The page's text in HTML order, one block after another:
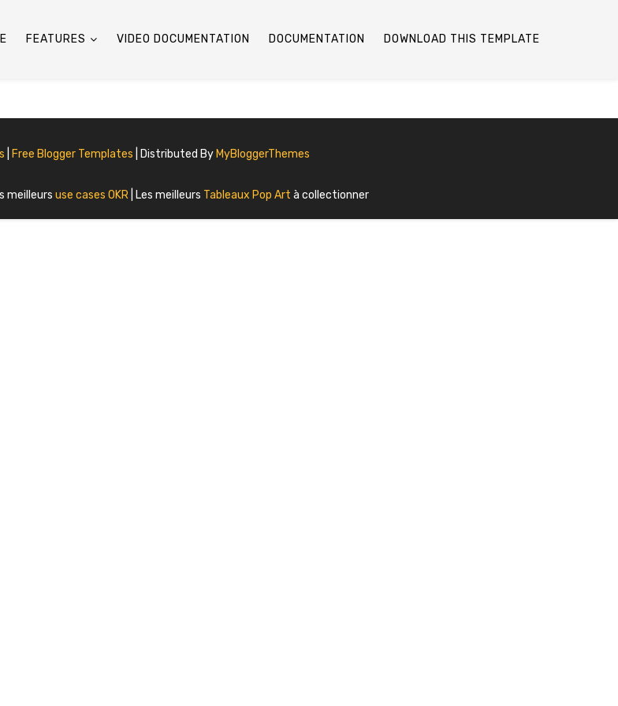
FEATURES VIDEO DOCUMENTATION DOCUMENTATION DOWNLOAD THIS TEMPLATE
Free Blogger Templates | Distributed By MyBloggerThemes
meilleurs use cases OKR | Les meilleurs Tableaux Pop Art à collectionner